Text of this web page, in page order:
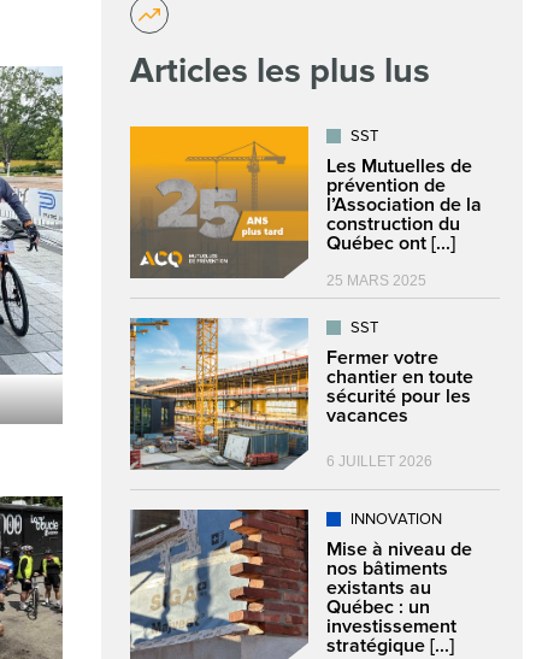
Articles les plus lus
SST
Les Mutuelles de
prévention de
l’Association de la
construction du
Québec ont [...]
25 MARS 2025
SST
Fermer votre
chantier en toute
sécurité pour les
vacances
6 JUILLET 2026
INNOVATION
Mise à niveau de
nos bâtiments
existants au
Québec : un
investissement
stratégique [...]